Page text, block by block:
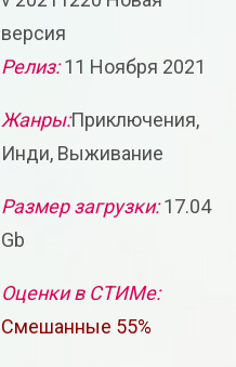
версия
Релиз:11 Ноября 2021
Жанры:Приключения,
Инди, Выживание
Размер загрузки:17.04
Gb
Оценки в СТИМе:
Смешанные 55%